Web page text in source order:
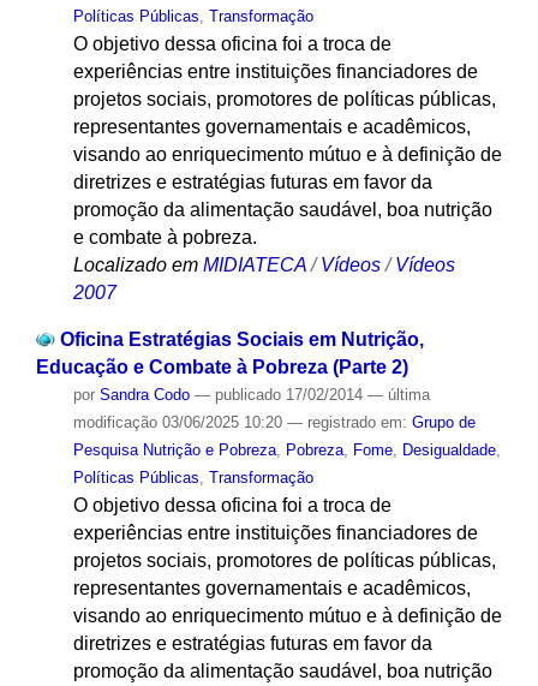
Políticas Públicas, Transformação
O objetivo dessa oficina foi a troca de
experiências entre instituições financiadores de
projetos sociais, promotores de políticas públicas,
representantes governamentais e acadêmicos,
visando ao enriquecimento mútuo e à definição de
diretrizes e estratégias futuras em favor da
promoção da alimentação saudável, boa nutrição
e combate à pobreza.
Localizado em MIDIATECA /Vídeos /Vídeos
2007
Oficina Estratégias Sociais em Nutrição,
Educação e Combate à Pobreza (Parte 2)
por Sandra Codo — publicado17/02/2014 — última
modificação03/06/2025 10:20 — registrado em: Grupo de
Pesquisa Nutrição e Pobreza, Pobreza, Fome, Desigualdade,
Políticas Públicas Transformação
O objetivo dessa oficina foi a troca de
experiências entre instituições financiadores de
projetos sociais, promotores de políticas públicas,
representantes governamentais e acadêmicos,
visando ao enriquecimento mútuo e à definição de
diretrizes e estratégias futuras em favor da
promoção da alimentação saudável, boa nutrição